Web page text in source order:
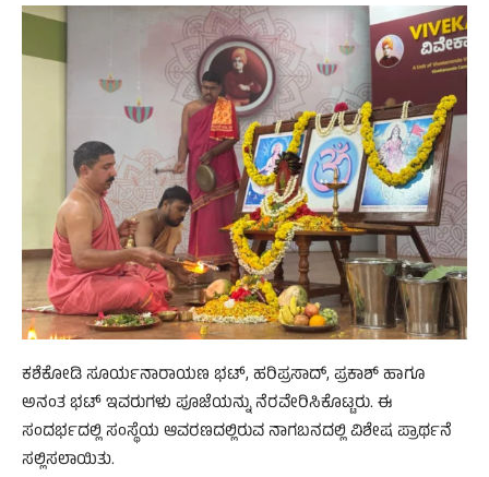
ಕಶೆಕೋಡಿ ಸೂರ್ಯನಾರಾಯಣ ಭಟ್, ಹರಿಪ್ರಸಾದ್, ಪ್ರಕಾಶ್ ಹಾಗೂ
ಅನಂತ ಭಟ್ ಇವರುಗಳು ಪೂಜೆಯನ್ನು ನೆರವೇರಿಸಿಕೊಟ್ಟರು. ಈ
ಸಂದರ್ಭದಲ್ಲಿ ಸಂಸ್ಥೆಯ ಆವರಣದಲ್ಲಿರುವ ನಾಗಬನದಲ್ಲಿ ವಿಶೇಷ ಪ್ರಾರ್ಥನೆ
ಸಲ್ಲಿಸಲಾಯಿತು.